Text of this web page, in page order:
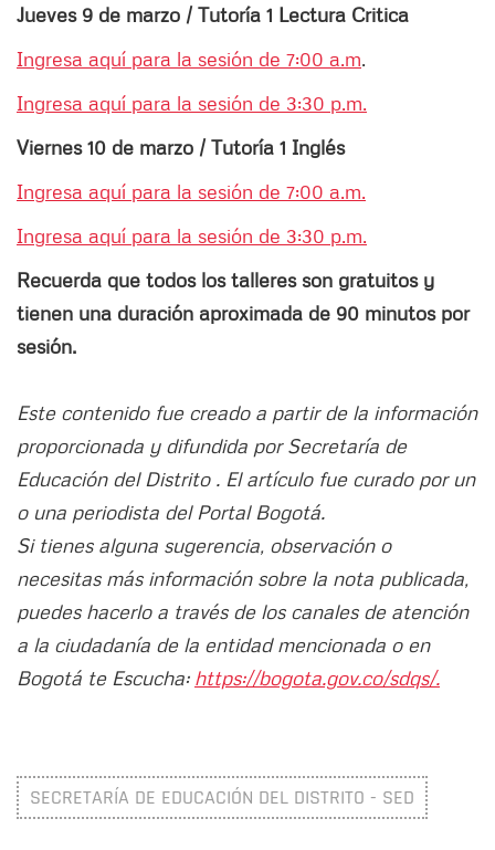
Jueves 9 de marzo / Tutoría 1 Lectura Critica
Ingresa aquí para la sesión de 7:00 a.m.
Ingresa aquí para la sesión de 3:30 p.m.
Viernes 10 de marzo / Tutoría 1 Inglés
Ingresa aquí para la sesión de 7:00 a.m.
Ingresa aquí para la sesión de 3:30 p.m.
Recuerda que todos los talleres son gratuitos y
tienen una duración aproximada de 90 minutos por
sesión.
Este contenido fue creado a partir de la información
proporcionada y difundida por Secretaría de
Educación del Distrito . El artículo fue curado por un
o una periodista del Portal Bogotá.
Si tienes alguna sugerencia, observación o
necesitas más información sobre la nota publicada,
puedes hacerlo a través de los canales de atención
a la ciudadanía de la entidad mencionada o en
Bogotá te Escucha: https://bogota.gov.co/sdqs/.
SECRETARÍA DE EDUCACIÓN DEL DISTRITO - SED